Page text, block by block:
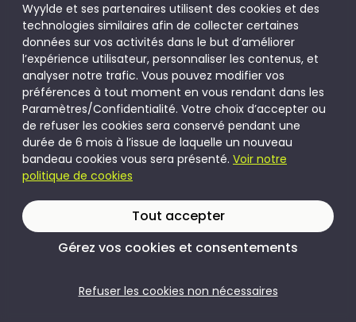
Wyylde et ses partenaires utilisent des cookies et des
technologies similaires afin de collecter certaines
données sur vos activités dans le but d’améliorer
l’expérience utilisateur, personnaliser les contenus, et
analyser notre trafic. Vous pouvez modifier vos
préférences à tout moment en vous rendant dans les
Paramètres/Confidentialité. Votre choix d’accepter ou
de refuser les cookies sera conservé pendant une
durée de 6 mois à l’issue de laquelle un nouveau
bandeau cookies vous sera présenté. Voir notre
politique de cookies
Tout accepter
Gérez vos cookies et consentements
Refuser les cookies non nécessaires